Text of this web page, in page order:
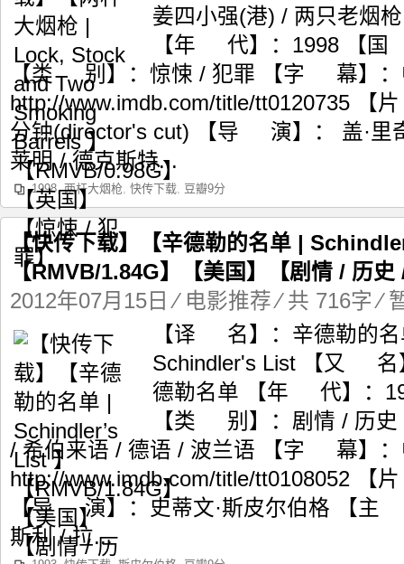
姜四小强(港) / 两只老烟
【年 代】：1998 【
【类 别】：惊悚 / 犯罪 【字 幕】：
http://www.imdb.com/title/tt0120735
分钟(director's cut) 【导 演】： 盖·
莱明 / 德克斯特...
1998,两杆大烟枪, 快传下载, 豆瓣9分
【快传下载】【辛德勒的名单 |
【RMVB/1.84G】【美国】【剧情 / 历史
2012年07月15日 ⁄ 电影推荐⁄ 共 716字⁄
【译 名】：辛德勒的
Schindler's List 【又 名
德勒名单 【年 代】：
【类 别】：剧情 / 历
/ 希伯来语 / 德语 / 波兰语 【字 幕】：
http://www.imdb.com/title/tt0108052
【导 演】：史蒂文·斯皮尔伯格 【主
斯利 / 拉...